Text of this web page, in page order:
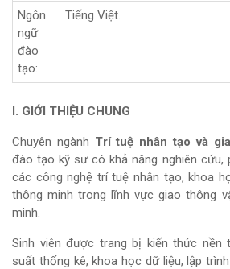
Ngôn
ngữ
đào
tạo:
Tiếng Việt.
I. GIỚI THIỆU CHUNG
Chuyên ngành Trí tuệ nhân tạo và
đào tạo kỹ sư có khả năng nghiên cứu,
các công nghệ trí tuệ nhân tạo, khoa
thông minh trong lĩnh vực giao thông
minh.
Sinh viên được trang bị kiến thức nền
suất thống kê, khoa học dữ liệu, lập